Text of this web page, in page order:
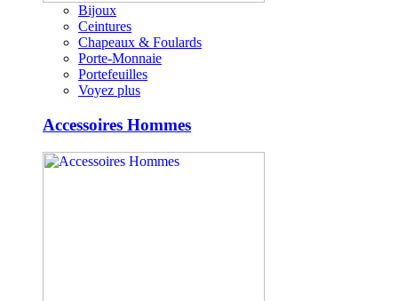
Bijoux
Ceintures
Chapeaux & Foulards
Porte-Monnaie
Portefeuilles
Voyez plus
Accessoires Hommes